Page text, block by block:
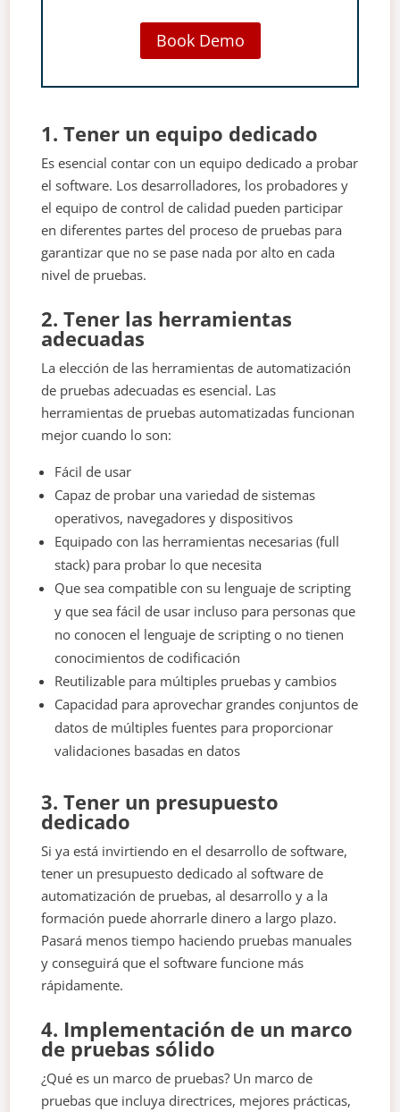
Book Demo
1. Tener un equipo dedicado
Es esencial contar con un equipo dedicado a probar
el software. Los desarrolladores, los probadores y
el equipo de control de calidad pueden participar
en diferentes partes del proceso de pruebas para
garantizar que no se pase nada por alto en cada
nivel de pruebas.
2. Tener las herramientas
adecuadas
La elección de las herramientas de automatización
de pruebas adecuadas es esencial. Las
herramientas de pruebas automatizadas funcionan
mejor cuando lo son:
Fácil de usar
Capaz de probar una variedad de sistemas
operativos, navegadores y dispositivos
Equipado con las herramientas necesarias (full
stack) para probar lo que necesita
Que sea compatible con su lenguaje de scripting
y que sea fácil de usar incluso para personas que
no conocen el lenguaje de scripting o no tienen
conocimientos de codificación
Reutilizable para múltiples pruebas y cambios
Capacidad para aprovechar grandes conjuntos de
datos de múltiples fuentes para proporcionar
validaciones basadas en datos
3. Tener un presupuesto
dedicado
Si ya está invirtiendo en el desarrollo de software,
tener un presupuesto dedicado al software de
automatización de pruebas, al desarrollo y a la
formación puede ahorrarle dinero a largo plazo.
Pasará menos tiempo haciendo pruebas manuales
y conseguirá que el software funcione más
rápidamente.
4. Implementación de un marco
de pruebas sólido
¿Qué es un marco de pruebas? Un marco de
pruebas que incluya directrices, mejores prácticas,